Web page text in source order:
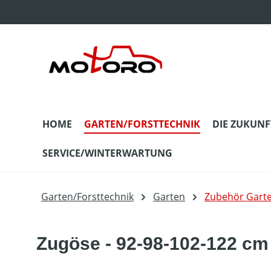
HOME GARTEN/FORSTTECHNIK DIE
SERVICE/WINTERWARTUNG
Garten/Forsttechnik Garten Zubehör
Zugöse - 92-98-102-122 cm